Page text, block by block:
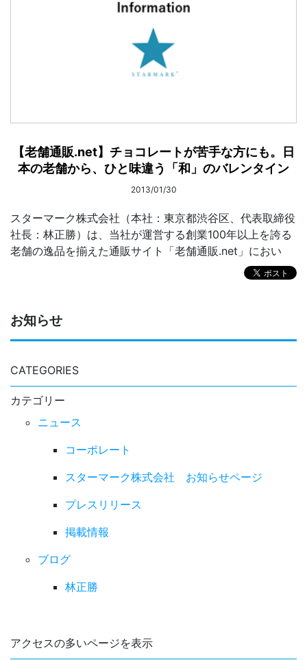
お知らせ
CATEGORIES
カテゴリー
ニュース
コーポレート
スターマーク株式会社 お知らせページ
プレスリリース
掲載情報
ブログ
林正勝
アクセスの多いページを表示
【老舗通販.net】チョコレートが苦手な方にも。日
本の老舗から、ひと味違う「和」のバレンタイン
2013/01/30
スターマーク株式会社（本社：東京都渋谷区、代表取締役
社長：林正勝）は、当社が運営する創業100年以上を誇る
老舗の逸品を揃えた通販サイト「老舗通販.net」におい